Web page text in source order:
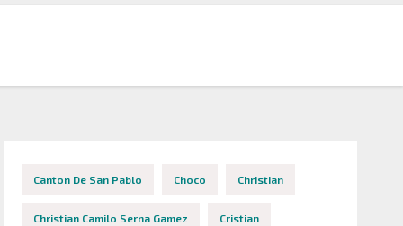
Canton De San Pablo Choco Christian
Christian Camilo Serna Gamez Cristian